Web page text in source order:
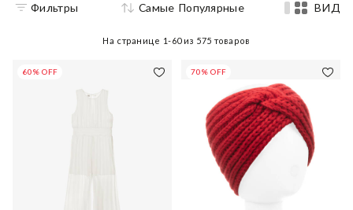
Фильтры Самые Популярные ВИД
На странице 1-60из 575 товаров
60% OFF 70% OFF